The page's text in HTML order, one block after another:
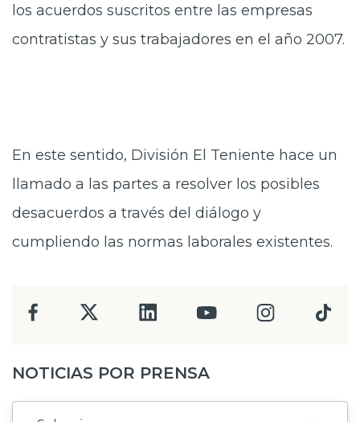
los acuerdos suscritos entre las empresas
contratistas y sus trabajadores en el año 2007.
En este sentido, División El Teniente hace un
llamado a las partes a resolver los posibles
desacuerdos a través del diálogo y
cumpliendo las normas laborales existentes.
NOTICIAS POR PRENSA